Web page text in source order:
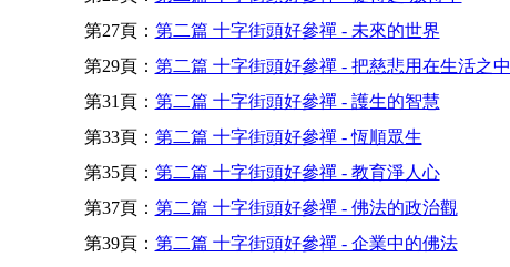
第27頁： 第二篇 十字街頭好參禪 - 未來的世界
第29頁： 第二篇 十字街頭好參禪 - 把慈悲用在生活之中
第31頁： 第二篇 十字街頭好參禪 - 護生的智慧
第33頁： 第二篇 十字街頭好參禪 - 恆順眾生
第35頁： 第二篇 十字街頭好參禪 - 教育淨人心
第37頁： 第二篇 十字街頭好參禪 - 佛法的政治觀
第39頁： 第二篇 十字街頭好參禪 - 企業中的佛法